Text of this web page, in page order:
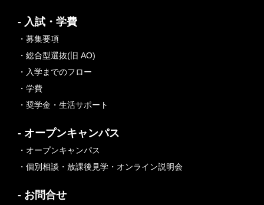
- 入試・学費
・募集要項
・総合型選抜(旧 AO)
・入学までのフロー
・学費
・奨学金・生活サポート
- オープンキャンパス
・オープンキャンパス
・個別相談・放課後見学・オンライン説明会
- お問合せ